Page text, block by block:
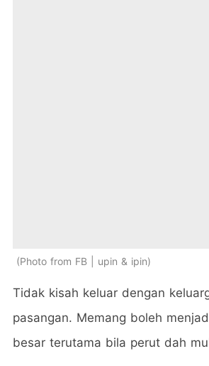
Photo from FB | upin & ipin
Tidak kisah keluar dengan
pasangan. Memang boleh
besar terutama bila perut dah